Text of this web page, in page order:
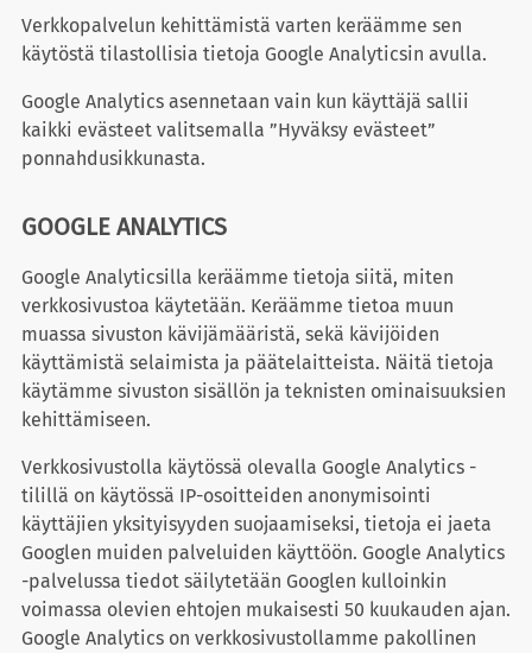
Verkkopalvelun kehittämistä varten keräämme sen
käytöstä tilastollisia tietoja Google Analyticsin avulla.
Google Analytics asennetaan vain kun käyttäjä sallii
kaikki evästeet valitsemalla ”Hyväksy evästeet”
ponnahdusikkunasta.
GOOGLE ANALYTICS
Google Analyticsilla keräämme tietoja siitä, miten
verkkosivustoa käytetään. Keräämme tietoa muun
muassa sivuston kävijämääristä, sekä kävijöiden
käyttämistä selaimista ja päätelaitteista. Näitä tietoja
käytämme sivuston sisällön ja teknisten ominaisuuksien
kehittämiseen.
Verkkosivustolla käytössä olevalla Google Analytics -
tilillä on käytössä IP-osoitteiden anonymisointi
käyttäjien yksityisyyden suojaamiseksi, tietoja ei jaeta
Googlen muiden palveluiden käyttöön. Google Analytics
-palvelussa tiedot säilytetään Googlen kulloinkin
voimassa olevien ehtojen mukaisesti 50 kuukauden ajan.
Google Analytics on verkkosivustollamme pakollinen